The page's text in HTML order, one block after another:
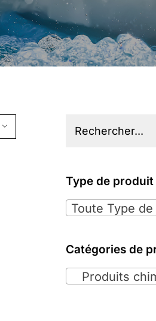
Type de produit
Toute Type
Catégories de
Produits